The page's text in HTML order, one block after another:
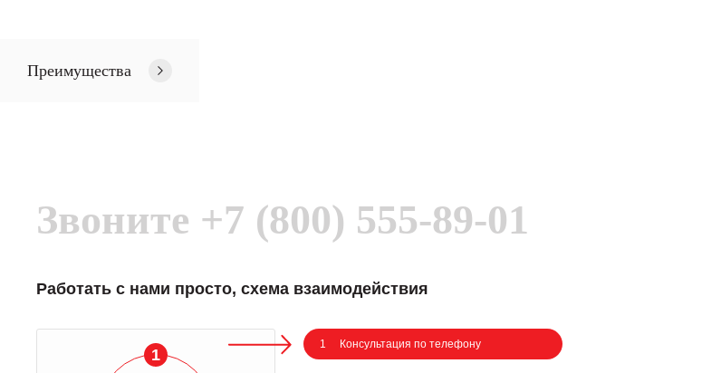
Преимущества
Звоните +7 (800) 555-89-01
Работать с нами просто, схема взаимодействия
1
1 Консультация по телефону